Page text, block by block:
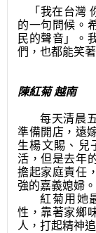
「我在台灣
的一句問候。
民的聲音」。
們，也都能笑
陳紅菊 越南
每天清晨
準備開店，遠
生楊文賜、兒
活，但是去年
擔起家庭責任
強的嘉義媳婦。
紅菊用她
性，靠著家鄉
人，打起精神